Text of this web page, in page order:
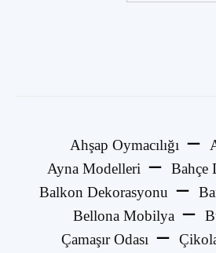
Ahşap Oymacılığı
Ayna Modelleri
Bahçe
Balkon Dekorasyonu
Bellona Mobilya
Çamaşır Odası